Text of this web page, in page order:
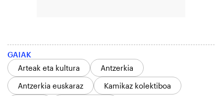
GAIAK
Arteak eta kultura
Antzerkia
Antzerkia euskaraz
Kamikaz kolektiboa